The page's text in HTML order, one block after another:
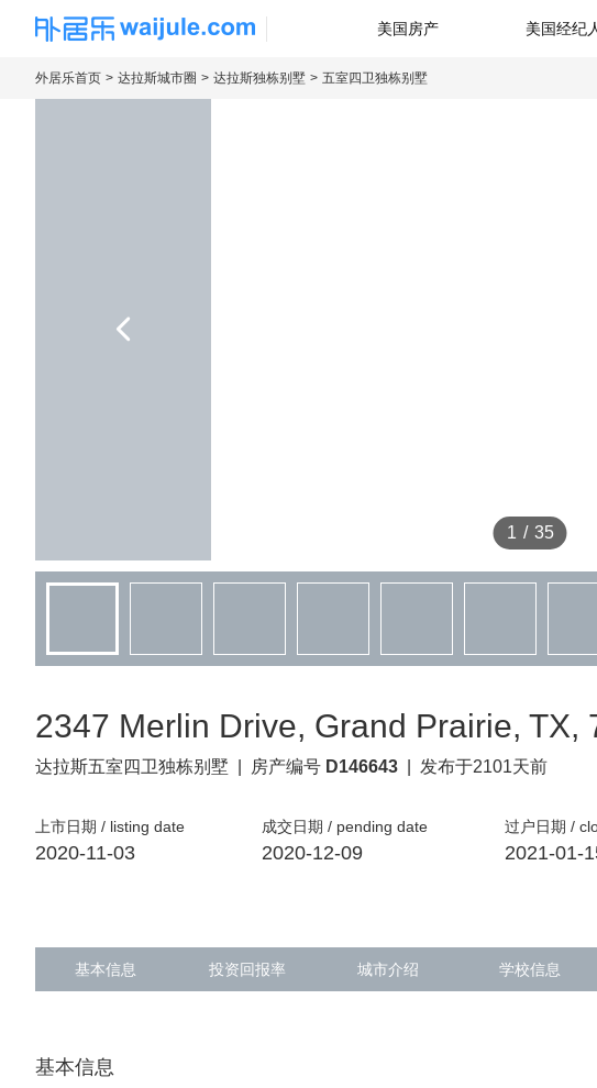
海外房产信息平台
美国房产 美国经纪
外居乐首页 达拉斯城市圈 达拉斯独栋别墅 五室四卫独栋别墅
1 / 35
2347 Merlin Drive, Grand Prairie, TX,
达拉斯五室四卫独栋别墅 房产编号 D146643 发布于2101天前
上市日期 / listing date
2020-11-03
成交日期 / pending date
2020-12-09
过户日期 /
2021-01-
基本信息 投资回报率 城市介绍 学校信息
基本信息